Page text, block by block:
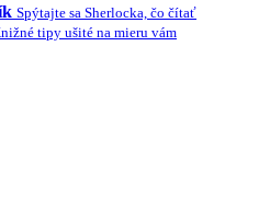
Spýtajte sa Sherlocka, čo čítať
tipy ušité na mieru vám